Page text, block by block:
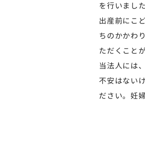
を行いました
出産前にこ
ちのかかわ
ただくこと
当法人には
不安はない
ださい。妊